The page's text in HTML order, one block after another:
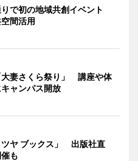
で初の地域共創イベント
間活用
大妻さくら祭り」 講座や体
ャンパス開放
ツヤ ブックス」 出版社直
も